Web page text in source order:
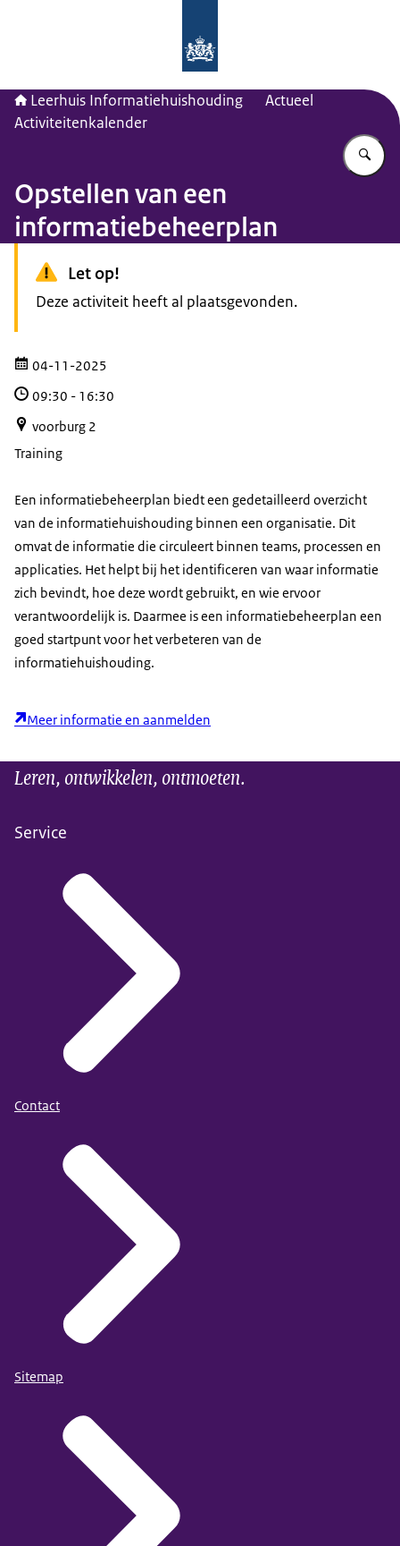
Leerhuis Informatiehuishouding
Actueel
Activiteitenkalender
Opstellen van een
informatiebeheerplan
Let op!
Deze activiteit heeft al plaatsgevonden.
04-11-2025
09:30 - 16:30
voorburg 2
Training
Een informatiebeheerplan biedt een gedetailleerd overzicht
van de informatiehuishouding binnen een organisatie. Dit
omvat de informatie die circuleert binnen teams, processen en
applicaties. Het helpt bij het identificeren van waar informatie
zich bevindt, hoe deze wordt gebruikt, en wie ervoor
verantwoordelijk is. Daarmee is een informatiebeheerplan een
goed startpunt voor het verbeteren van de
informatiehuishouding.
Meer informatie en aanmelden
Leren, ontwikkelen, ontmoeten.
Service
Contact
Sitemap